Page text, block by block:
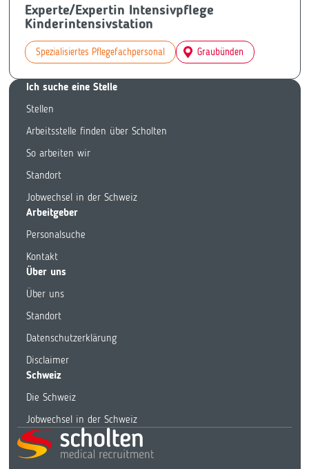
Experte/Expertin Intensivpflege
Kinderintensivstation
Spezialisiertes Pflegefachpersonal Graubünden
Ich suche eine Stelle
Stellen
Arbeitsstelle finden über Scholten
So arbeiten wir
Standort
Jobwechsel in der Schweiz
Arbeitgeber
Personalsuche
Kontakt
Über uns
Über uns
Standort
Datenschutzerklärung
Disclaimer
Schweiz
Die Schweiz
Jobwechsel in der Schweiz